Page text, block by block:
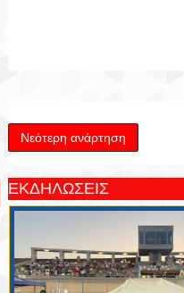
Νεότερη ανάρτηση
ΕΚΔΗΛΩΣΕΙΣ